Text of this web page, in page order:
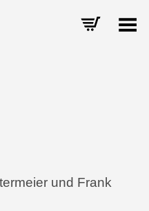
Toggle Menu
und Frank